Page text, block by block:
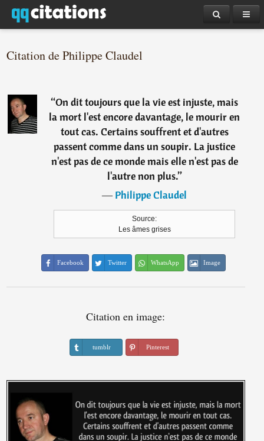
Citation de Philippe Claudel
“On dit toujours que la vie est injuste, mais
la mort l'est encore davantage, le mourir en
tout cas. Certains souffrent et d'autres
passent comme dans un soupir. La justice
n'est pas de ce monde mais elle n'est pas de
l'autre non plus.”
―Philippe Claudel
Source:
Les âmes grises
Facebook Twitter WhatsApp Image
Citation en image:
tumblr Pinterest